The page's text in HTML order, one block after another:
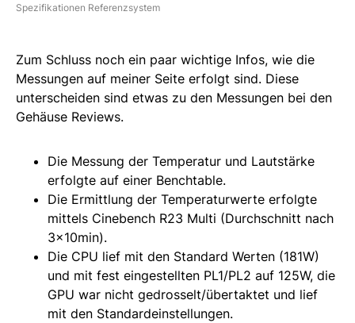
Spezifikationen Referenzsystem
Zum Schluss noch ein paar wichtige Infos, wie die
Messungen auf meiner Seite erfolgt sind. Diese
unterscheiden sind etwas zu den Messungen bei den
Gehäuse Reviews.
Die Messung der Temperatur und Lautstärke
erfolgte auf einer Benchtable.
Die Ermittlung der Temperaturwerte erfolgte
mittels Cinebench R23 Multi (Durchschnitt nach
3x10min).
Die CPU lief mit den Standard Werten (181W)
und mit fest eingestellten PL1/PL2 auf 125W, die
GPU war nicht gedrosselt/übertaktet und lief
mit den Standardeinstellungen.